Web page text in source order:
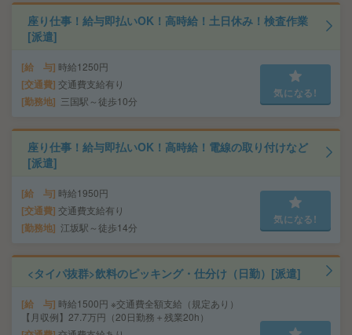
座り仕事！給与即払いOK！高時給！土日休み！検査作業
[派遣]
給 与 時給1250円
交通費 交通費支給有り
勤務地 三国駅～徒歩10分
気になる!
座り仕事！給与即払いOK！高時給！電線の取り付けなど
[派遣]
給 与 時給1950円
交通費 交通費支給有り
勤務地 江坂駅～徒歩14分
気になる!
<タイパ抜群>飲料のピッキング・仕分け（日勤）[派遣]
給 与 時給1500円 ※交通費全額支給（規定あり）
【月収例】27.7万円（20日勤務＋残業20h）